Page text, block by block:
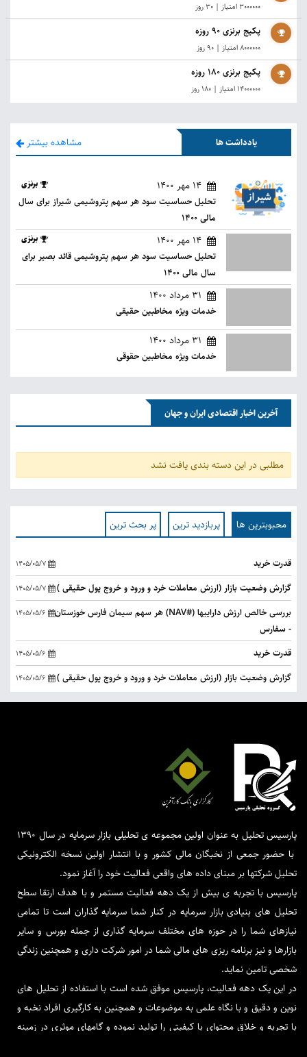
3000000 امتیاز | 30 روز
پکیج برنزی 90 روزه
8000000 امتیاز | 90 روز
پکیج برنزی 180 روزه
14000000 امتیاز | 180 روز
یادداشت ها مشاهده بیشتر
14 مهر 1400 برنزی
تحلیل حساسیت سود هر سهم پتروشیمی شیراز برای سال
مالی 1400
14 مهر 1400 برنزی
تحلیل حساسیت سود هر سهم پتروشیمی قائد بصیر برای
سال مالی 1400
31 مرداد 1400
خدمات ویژه مخاطبین حقیقی
31 مرداد 1400
خدمات ویژه مخاطبین حقوقی
آخرین اخبار اقتصادی ایران و جهان
مطلبی در این دسته بندی یافت نشد
محبوبترین ها پربازدید ترین پر بحث ترین
قدرت خرید
گزارش وضعیت بازار (ارزش معاملات خرد و ورود و خروج پول حقیقی )
بررسی خالص ارزش داراییها (#NAV) هر سهم سیمان فارس خوزستان
- سفارس
قدرت خرید
گزارش وضعیت بازار (ارزش معاملات خرد و ورود و خروج پول حقیقی )
پارسیس تحلیل به عنوان اولین مجموعه ی تحلیلی بازار سرمایه در سال 1390
با حضور جمعی از نخبگان مالی کشور و با انتشار اولین نسخه الکترونیکی
تحلیل شرکتها بر مبنای داده های واقعی فعالیت خود را آغاز نمود.
پارسیس با تجربه ی بیش از یک دهه فعالیت مستمر و با هدف ارتقا سطح
تحلیل های بنیادی بازار سرمایه در کنار شما سرمایه گذاران است تا تمامی
نیازهای شما را در حوزه های مختلف سرمایه گذاری از جمله بورس و سایر
بازارها و نیز برنامه ریزی های مالی شما در امور شرکت داری و همچنین زندگی
شخصی تامین نماید.
در این یک دهه فعالیت، پارسیس موفق شده است با استفاده از تحلیل های
نوین و دقیق و با نگاه علمی به موضوعات و همچنین به کارگیری افراد نخبه و
با تجربه و خلاق محتوای با کیفیتی را تولید نموده و گامهای موثری در زمینه